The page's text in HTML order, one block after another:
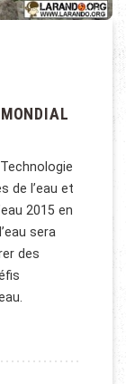
de l’eau et
2015 en
sera
des
MONDIAL DE L’EAU